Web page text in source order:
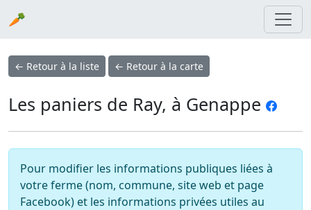
🥕
← Retour à la liste ← Retour à la carte
Les paniers de Ray, à Genappe
Pour modifier les informations publiques liées à
votre ferme (nom, commune, site web et page
Facebook) et les informations privées utiles au